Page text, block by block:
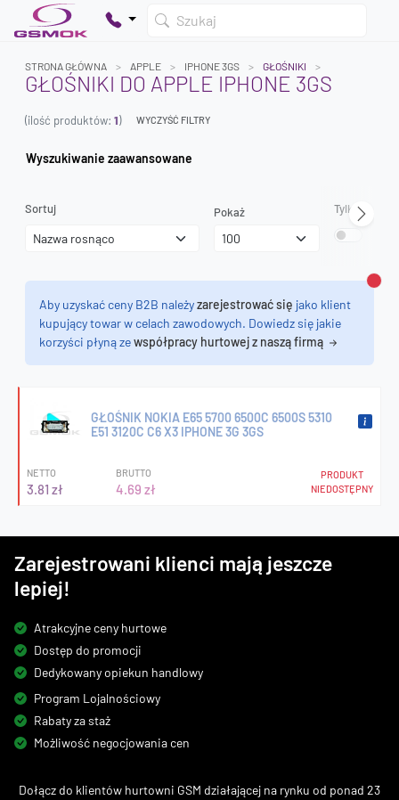
Szukaj
Twój koszyk jest pusty
0 zł
STRONA GŁÓWNA APPLE IPHONE 3GS GŁOŚNIKI
GŁOŚNIKI DO APPLE IPHONE 3GS
(ilość produktów: 1) WYCZYŚĆ FILTRY
Wyszukiwanie zaawansowane
Sortuj Pokaż Tylko
Aby uzyskać ceny B2B należyzarejestrować się jako klient
kupujący towar w celach zawodowych. Dowiedz się jakie
korzyści płyną zewspółpracy hurtowej z naszą firmą
GŁOŚNIK NOKIA E65 5700 6500C 6500S 5310
E51 3120C C6 X3 IPHONE 3G 3GS
NETTO
3.81 zł
BRUTTO
4.69 zł
PRODUKT
NIEDOSTĘPNY
Zarejestrowani klienci mają jeszcze
lepiej!
Atrakcyjne ceny hurtowe
Dostęp do promocji
Dedykowany opiekun handlowy
Program Lojalnościowy
Rabaty za staż
Możliwość negocjowania cen
Dołącz do klientów hurtowni GSM działającej na rynku od ponad 23